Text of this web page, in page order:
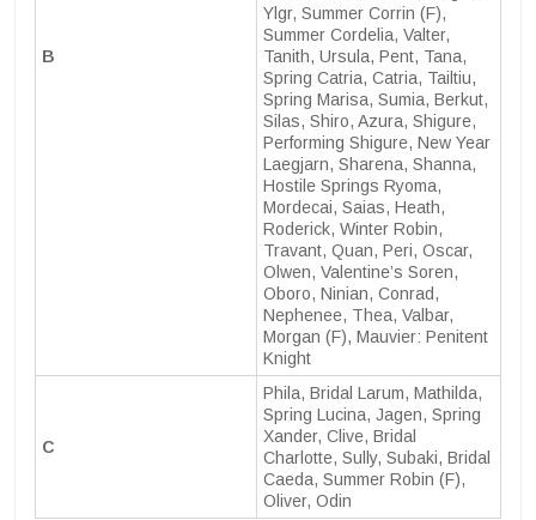
B
Ylgr, Summer Corrin (F),
Summer Cordelia, Valter,
Tanith, Ursula, Pent, Tana,
Spring Catria, Catria, Tailtiu,
Spring Marisa, Sumia, Berkut,
Silas, Shiro, Azura, Shigure,
Performing Shigure, New Year
Laegjarn, Sharena, Shanna,
Hostile Springs Ryoma,
Mordecai, Saias, Heath,
Roderick, Winter Robin,
Travant, Quan, Peri, Oscar,
Olwen, Valentine’s Soren,
Oboro, Ninian, Conrad,
Nephenee, Thea, Valbar,
Morgan (F), Mauvier: Penitent
Knight
C
Phila, Bridal Larum, Mathilda,
Spring Lucina, Jagen, Spring
Xander, Clive, Bridal
Charlotte, Sully, Subaki, Bridal
Caeda, Summer Robin (F),
Oliver, Odin